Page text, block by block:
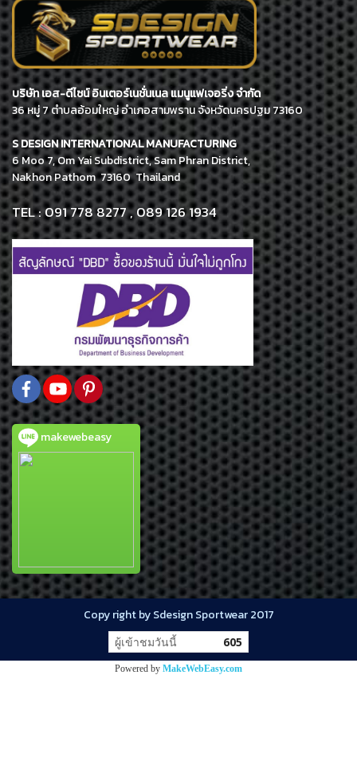
บริษัท เอส-ดีไซน์ อินเตอร์เนชั่นเนล แมนูแฟเจอริ่ง จำกัด
36 หมู่ 7 ตำบลอ้อมใหญ่ อำเภอสามพราน จังหวัดนครปฐม 73160
S DESIGN INTERNATIONAL MANUFACTURING
6 Moo 7, Om Yai Subdistrict, Sam Phran District,
Nakhon Pathom 73160 Thailand
TEL : 091 778 8277 , 089 126 1934
makewebeasy
Copy right by Sdesign Sportwear 2017
ผู้เข้าชมวันนี้ 605
Powered by MakeWebEasy.com